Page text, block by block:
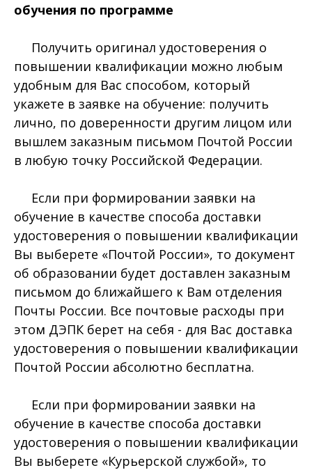
обучения по программе
Получить оригинал удостоверения о
повышении квалификации можно любым
удобным для Вас способом, который
укажете в заявке на обучение: получить
лично, по доверенности другим лицом или
вышлем заказным письмом Почтой России
в любую точку Российской Федерации.
Если при формировании заявки на
обучение в качестве способа доставки
удостоверения о повышении квалификации
Вы выберете «Почтой России», то документ
об образовании будет доставлен заказным
письмом до ближайшего к Вам отделения
Почты России. Все почтовые расходы при
этом ДЭПК берет на себя - для Вас доставка
удостоверения о повышении квалификации
Почтой России абсолютно бесплатна.
Если при формировании заявки на
обучение в качестве способа доставки
удостоверения о повышении квалификации
Вы выберете «Курьерской службой», то